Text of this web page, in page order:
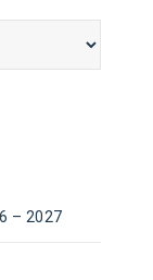
– 2027